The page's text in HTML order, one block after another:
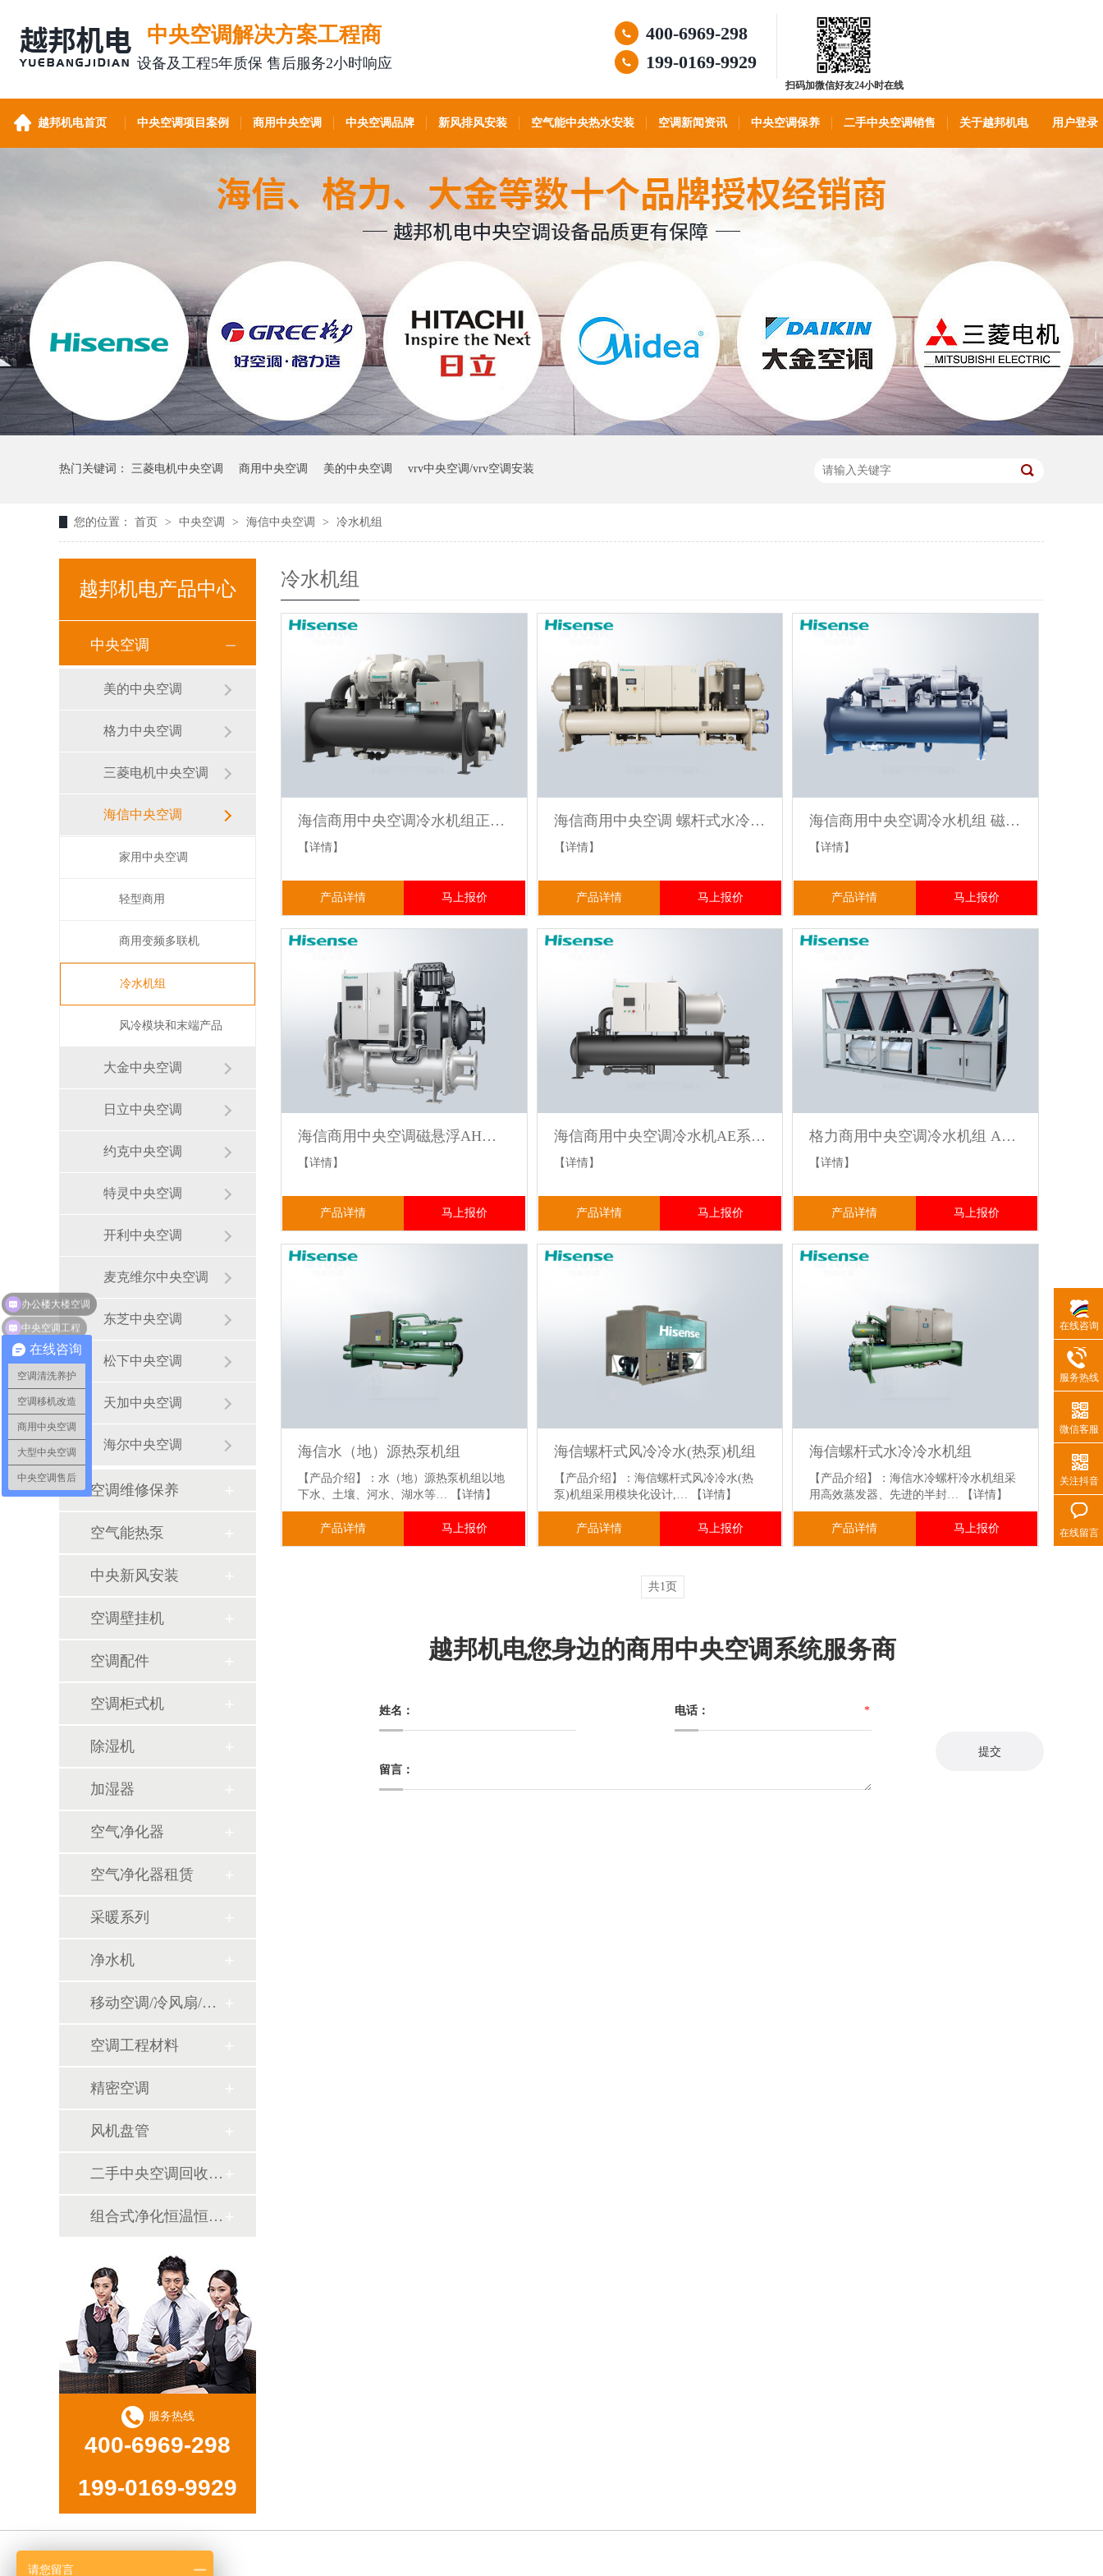
中央空调解决方案工程商
设备及工程5年质保 售后服务2小时响应
400-6969-298
199-0169-9929
扫码加微信好友24小时在线
越邦机电首页 中央空调项目案例 商用中央空调 中央空调品牌 新风排风安装 空气能中央热水安装 空调新闻资讯 中央空调保养 二手中央空调销售 关于越邦机电 用户登录
热门关键词： 三菱电机中央空调 商用中央空调 美的中央空调 vrv中央空调/vrv空调安装
您的位置： 首页 > 中央空调 > 海信中央空调 > 冷水机组
越邦机电产品中心
中央空调
美的中央空调
格力中央空调
三菱电机中央空调
海信中央空调
家用中央空调
轻型商用
商用变频多联机
冷水机组
风冷模块和末端产品
大金中央空调
日立中央空调
约克中央空调
特灵中央空调
开利中央空调
麦克维尔中央空调
东芝中央空调
松下中央空调
天加中央空调
海尔中央空调
空调维修保养
空气能热泵
中央新风安装
空调壁挂机
空调配件
空调柜式机
除湿机
加湿器
空气净化器
空气净化器租赁
采暖系列
净水机
移动空调/冷风扇/风幕机
空调工程材料
精密空调
风机盘管
二手中央空调回收销售
组合式净化恒温恒湿机
服务热线
400-6969-298
199-0169-9929
冷水机组
海信商用中央空调冷水机组正压液浮
【详情】
产品详情 马上报价
海信商用中央空调 螺杆式水冷冷水机组
【详情】
产品详情 马上报价
海信商用中央空调冷水机组 磁悬浮AP系列
【详情】
产品详情 马上报价
海信商用中央空调磁悬浮AH系列冷水机组
【详情】
产品详情 马上报价
海信商用中央空调冷水机AE系列螺杆式水地源热泵系列
【详情】
产品详情 马上报价
格力商用中央空调冷水机组 AE2系列螺杆式风冷热泵
【详情】
产品详情 马上报价
海信水（地）源热泵机组
【产品介绍】：水（地）源热泵机组以地
下水、土壤、河水、湖水等…
【详情】
产品详情 马上报价
海信螺杆式风冷冷水(热泵)机组
【产品介绍】：海信螺杆式风冷冷水(热
泵)机组采用模块化设计,…
【详情】
产品详情 马上报价
海信螺杆式水冷冷水机组
【产品介绍】：海信水冷螺杆冷水机组采
用高效蒸发器、先进的半封…
【详情】
产品详情 马上报价
共1页
越邦机电您身边的商用中央空调系统服务商
姓名： 电话： *
留言：
在线咨询
服务热线
微信客服
关注抖音
在线留言
在线咨询
空调清洗养护
空调移机改造
商用中央空调
大型中央空调
中央空调售后
中央空调工程
请您留言